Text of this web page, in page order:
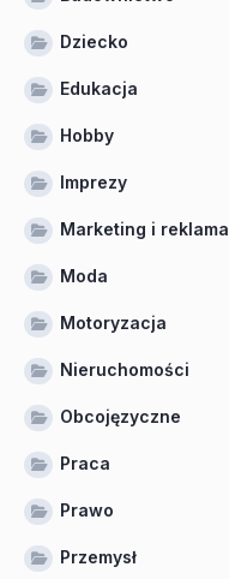
Dziecko
Edukacja
Hobby
Imprezy
Marketing i reklama
Moda
Motoryzacja
Nieruchomości
Obcojęzyczne
Praca
Prawo
Przemysł